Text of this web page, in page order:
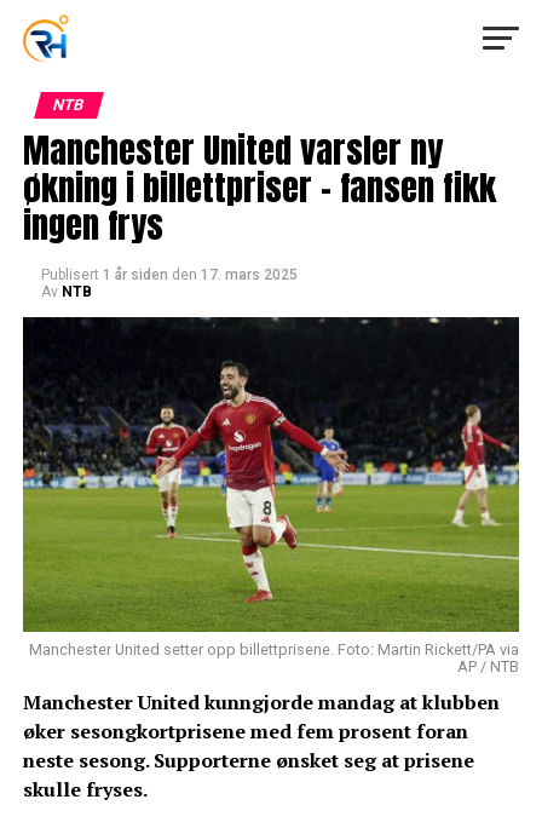
NTB
Manchester United varsler ny
økning i billettpriser – fansen fikk
ingen frys
Publisert 1 år siden den 17. mars 2025
Av NTB
Manchester United setter opp billettprisene. Foto: Martin Rickett/PA via
AP / NTB
Manchester United kunngjorde mandag at klubben
øker sesongkortprisene med fem prosent foran
neste sesong. Supporterne ønsket seg at prisene
skulle fryses.